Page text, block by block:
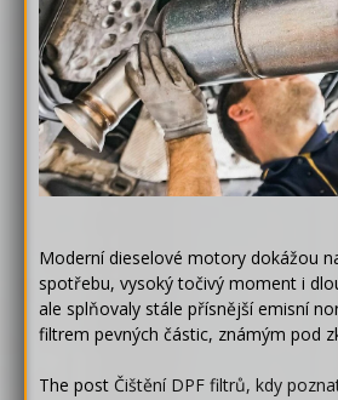
Moderní dieselové motory dokážou
spotřebu, vysoký točivý moment i
ale splňovaly stále přísnější emisní
filtrem pevných částic, známým pod
The post Čištění DPF filtrů, kdy